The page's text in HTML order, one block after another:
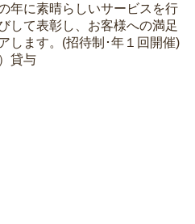
年に素晴らしいサービスを行
して表彰し、お客様への満足
します。(招待制･年１回開催)
貸与